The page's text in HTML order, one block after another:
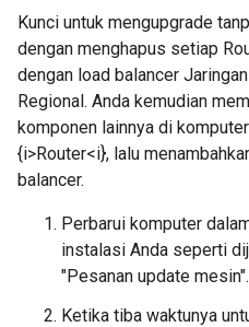
Kunci untuk mengupgrade
dengan menghapus setiap
dengan load balancer
Regional. Anda kemudian
komponen lainnya di
{i>Router<i}, lalu
balancer.
Perbarui komputer
instalasi Anda seperti
"Pesanan update mesin".
Ketika tiba waktunya